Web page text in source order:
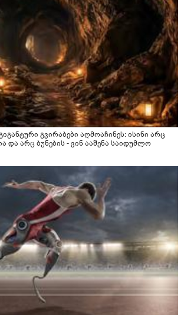
გვირაბები აღმოაჩინეს: ისინი არც
და არც ბუნების - ვინ ააშენა საიდუმლო